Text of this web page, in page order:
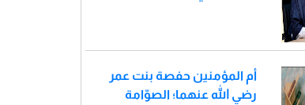
أم المؤمنين حفصة بنت عمر
رضي الله عنهما؛ الصوّامة